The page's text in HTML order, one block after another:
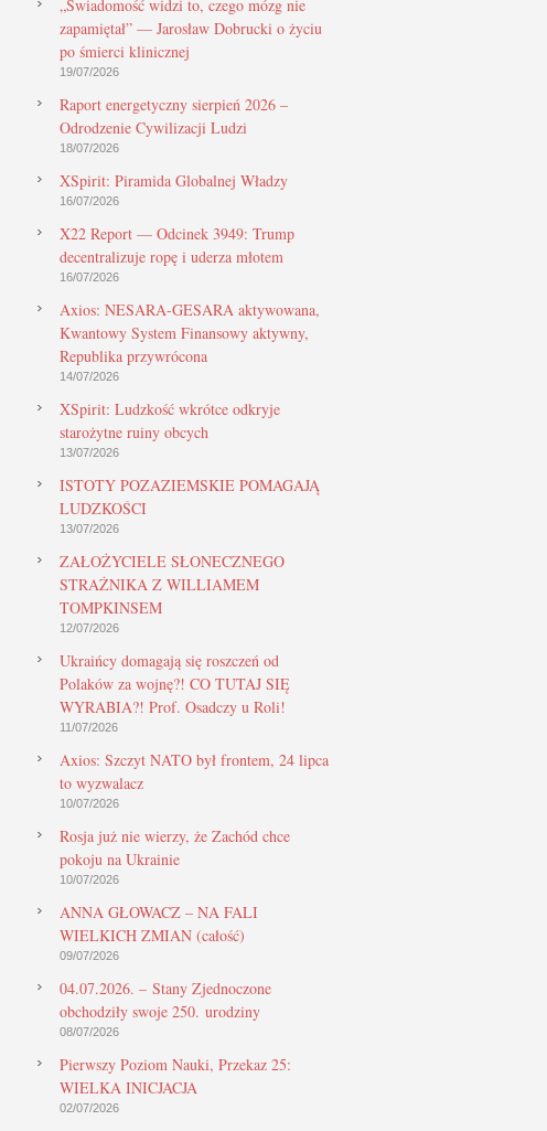
„Świadomość widzi to, czego mózg nie
zapamiętał” — Jarosław Dobrucki o życiu
po śmierci klinicznej
19/07/2026
Raport energetyczny sierpień 2026 –
Odrodzenie Cywilizacji Ludzi
18/07/2026
XSpirit: Piramida Globalnej Władzy
16/07/2026
X22 Report — Odcinek 3949: Trump
decentralizuje ropę i uderza młotem
16/07/2026
Axios: NESARA-GESARA aktywowana,
Kwantowy System Finansowy aktywny,
Republika przywrócona
14/07/2026
XSpirit: Ludzkość wkrótce odkryje
starożytne ruiny obcych
13/07/2026
ISTOTY POZAZIEMSKIE POMAGAJĄ
LUDZKOŚCI
13/07/2026
ZAŁOŻYCIELE SŁONECZNEGO
STRAŻNIKA Z WILLIAMEM
TOMPKINSEM
12/07/2026
Ukraińcy domagają się roszczeń od
Polaków za wojnę?! CO TUTAJ SIĘ
WYRABIA?! Prof. Osadczy u Roli!
11/07/2026
Axios: Szczyt NATO był frontem, 24 lipca
to wyzwalacz
10/07/2026
Rosja już nie wierzy, że Zachód chce
pokoju na Ukrainie
10/07/2026
ANNA GŁOWACZ – NA FALI
WIELKICH ZMIAN (całość)
09/07/2026
04.07.2026. – Stany Zjednoczone
obchodziły swoje 250. urodziny
08/07/2026
Pierwszy Poziom Nauki, Przekaz 25:
WIELKA INICJACJA
02/07/2026